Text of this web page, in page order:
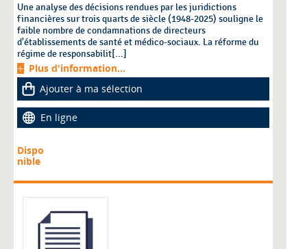
Une analyse des décisions rendues par les juridictions
financières sur trois quarts de siècle (1948-2025) souligne le
faible nombre de condamnations de directeurs
d'établissements de santé et médico-sociaux. La réforme du
régime de responsabilit[...]
Plus d'information...
Ajouter à ma sélection
En ligne
Dispo
nible